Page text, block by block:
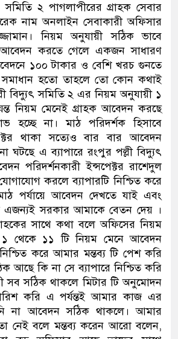
সমিতি ২ পাগলাপীরের গ্রাহক সেবার
নাম অনলাইন সেবাকারী অফিসার
নিয়ম অনুযায়ী সঠিক ভাবে
করতে গেলে একজন সাধারণ
১০০ টাকার ও বেশি খরচ গুনতে
সমাধান হতো তাহলে তো কোন কথাই
বিদ্যুৎ সমিতি ২ এর নিয়ম অনুযায়ী ১
নিয়ম মেনেই গ্রাহক আবেদন করছে
হচ্ছে না। মাঠ পরিদর্শক হিসাবে
থাকা সত্যেও বার বার আবেদন
ঘটছে এ ব্যাপারে রংপুর পল্লী বিদ্যুৎ
পরিদর্শনকারী ইন্সপেক্টর রাশেদুল
করলে ব্যাপারটি নিশ্চিত করে
পর্যায়ে আবেদন দেখতে যাই এবং
সরকার আমাকে বেতন দেয় ।
সাথে কথা বলে অফিসের নিয়ম
১ থেকে ১১ টি নিয়ম মেনে আবেদন
করে আমার মন্তব্য টি পেশ করি
আছে কি না সে ব্যাপারে নিশ্চিত করি
সব সঠিক থাকলে মিটার টি অনুমোদন
করি এ পর্যন্তই আমার কাজ এর
না আবেদন সঠিক থাকলে। আমার
নেই বলে মন্তব্য করেন আরো বলেন,